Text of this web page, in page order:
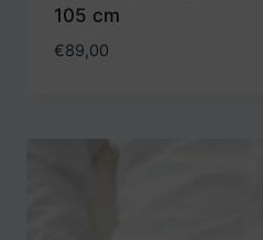
105 cm
€89,00